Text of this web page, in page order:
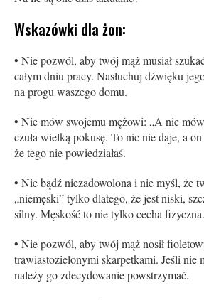
Wskazówki dla żon:
• Nie pozwól, aby twój mąż musiał
całym dniu pracy. Nasłuchuj dźwięku
na progu waszego domu.
• Nie mów swojemu mężowi: „A nie
czuła wielką pokusę. To nic nie daje, a
że tego nie powiedziałaś.
• Nie bądź niezadowolona i nie myśl, że
„niemęski” tylko dlatego, że jest niski,
silny. Męskość to nie tylko cecha fizyczna.
• Nie pozwól, aby twój mąż nosił
trawiastozielonymi skarpetkami. Jeśli nie
należy go zdecydowanie powstrzymać.